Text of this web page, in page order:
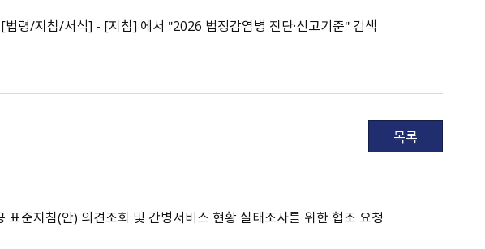
/지침/서식] - [지침] 에서 ＂2026 법정감염병 진단·신고기준＂ 검색
목록
준지침（안） 의견조회 및 간병서비스 현황 실태조사를 위한 협조 요청